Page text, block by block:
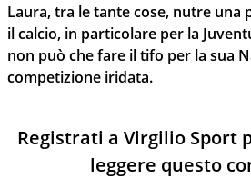
Laura, tra le tante cose, nutre una
il calcio, in particolare per la
non può che fare il tifo per la sua
competizione iridata.
Registrati a Virgilio Sport
leggere questo